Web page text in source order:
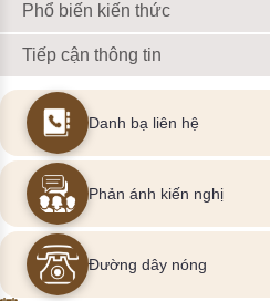
Phổ biến kiến thức
Tiếp cận thông tin
Danh bạ liên hệ
Phản ánh kiến nghị
Đường dây nóng